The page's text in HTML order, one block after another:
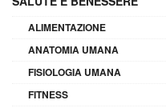
ALIMENTAZIONE
ANATOMIA UMANA
FISIOLOGIA UMANA
FITNESS